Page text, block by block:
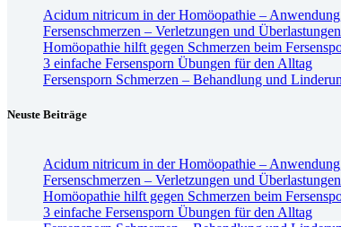
Acidum nitricum in der Homöopathie –
Fersenschmerzen – Verletzungen und
Homöopathie hilft gegen Schmerzen beim
3 einfache Fersensporn Übungen für den Alltag
Fersensporn Schmerzen – Behandlung und
Neuste Beiträge
Acidum nitricum in der Homöopathie –
Fersenschmerzen – Verletzungen und
Homöopathie hilft gegen Schmerzen beim
3 einfache Fersensporn Übungen für den Alltag